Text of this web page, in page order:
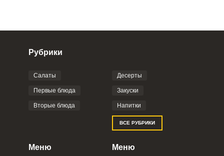
Фото до 4 шт, до 5 mb
Отправляя эту форму, вы соглашаетесь с
Политикой
Пользовательским
соглашением
Рубрики
Салаты
Первые блюда
Вторые блюда
Десерты
Закуски
Напитки
ВСЕ РУБРИКИ
Меню Меню